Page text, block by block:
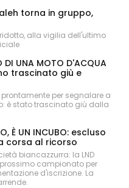
torna in gruppo,
alla vigilia dell'ultimo
DI UNA MOTO D'ACQUA
trascinato giù e
prontamente per segnalare a
è stato trascinato giù dalla
È UN INCUBO: escluso
corsa al ricorso
biancazzurra: la LND
campionato per
d'iscrizione. La